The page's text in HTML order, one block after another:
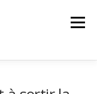
Menu